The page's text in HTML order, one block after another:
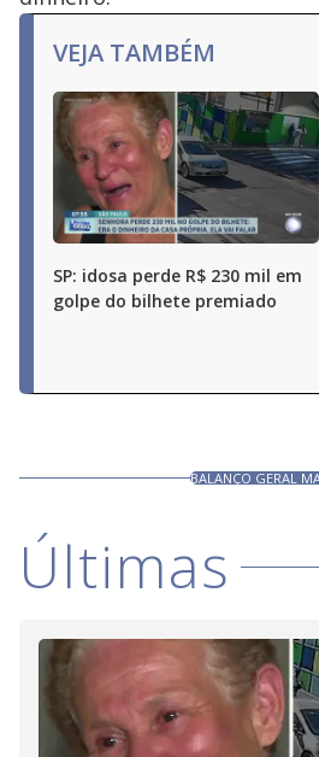
VEJA TAMBÉM
SP: idosa perde R$ 230 mil em
golpe do bilhete premiado
BALANÇO GERAL
Últimas